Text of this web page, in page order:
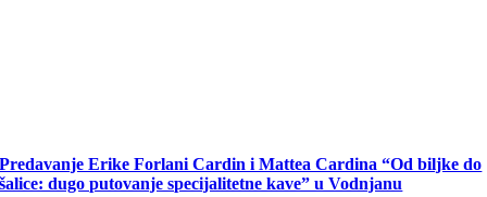
Predavanje Erike Forlani Cardin i Mattea Cardina “Od biljke do
šalice: dugo putovanje specijalitetne kave” u Vodnjanu